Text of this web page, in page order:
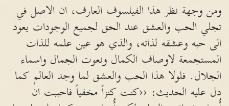
ومن وجهة نظر هذا الفيلسوف العارف، ان الاصل في
تجلي الحب والعشق عند الحق لجميع الوجودات يعود
الى حبه وعشقه لذاته، والذي هو عين علمه للذات
المستجمعة لاوصاف الكمال ونعوت الجمال واسماء
الجلال. فلولا هذا الحب والعشق لما وجد العالم كما
دل عليه الحديث: ‹‹كنت كنزاً مخفياً فاحببت ان